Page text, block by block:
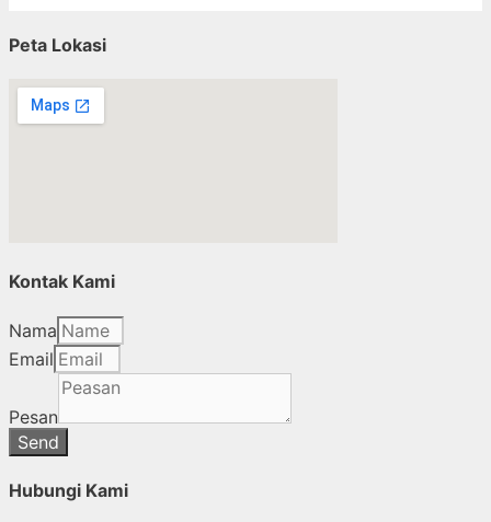
Peta Lokasi
Kontak Kami
Nama
Email
Pesan
Send
Hubungi Kami